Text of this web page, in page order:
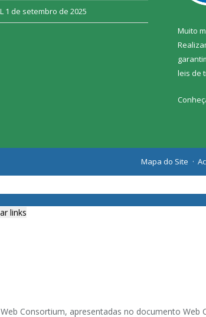
1 de setembro de 2025
Muito
leis de
Mapa do Site
links
Consortium, apresentadas no documento Web